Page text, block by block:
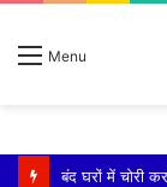
Menu
बारिश ने बढ़ाई